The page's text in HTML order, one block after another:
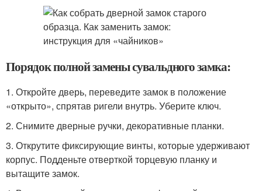
Порядок полной замены сувальдного замка:
1. Откройте дверь, переведите замок в положение
«открыто», спрятав ригели внутрь. Уберите ключ.
2. Снимите дверные ручки, декоративные планки.
3. Открутите фиксирующие винты, которые удерживают
корпус. Подденьте отверткой торцевую планку и
вытащите замок.